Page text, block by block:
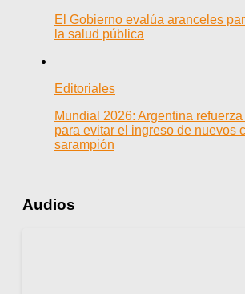
El Gobierno evalúa aranceles
la salud pública
Editoriales
Mundial 2026: Argentina
para evitar el ingreso de nuevos
sarampión
Audios